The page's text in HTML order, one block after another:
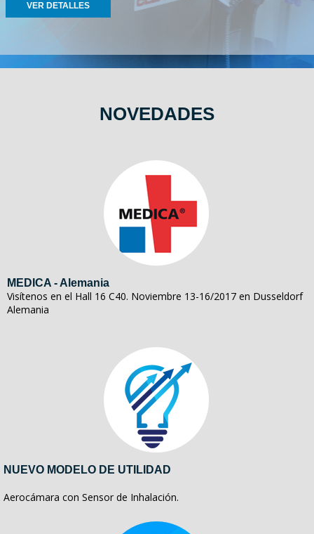
VER DETALLES
NOVEDADES
MEDICA - Alemania
Visítenos en el Hall 16 C40. Noviembre 13-16/2017 en Dusseldorf
Alemania
NUEVO MODELO DE UTILIDAD
Aerocámara con Sensor de Inhalación.